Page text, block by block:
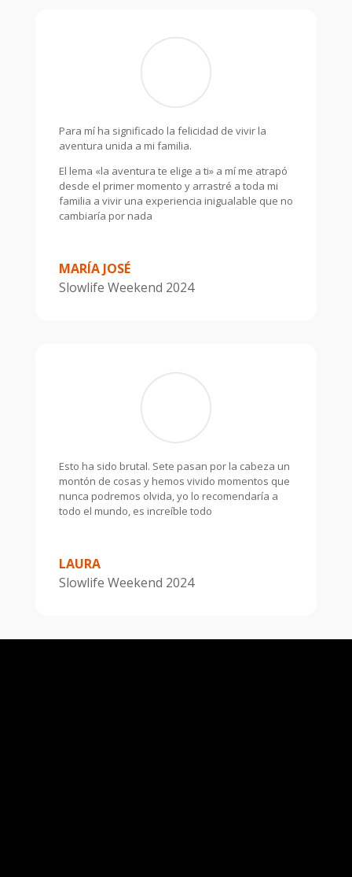
Para mí ha significado la felicidad de vivir la
aventura unida a mi familia.
El lema «la aventura te elige a ti» a mí me atrapó
desde el primer momento y arrastré a toda mi
familia a vivir una experiencia inigualable que no
cambiaría por nada
MARÍA JOSÉ
Slowlife Weekend 2024
Esto ha sido brutal. Sete pasan por la cabeza un
montón de cosas y hemos vivido momentos que
nunca podremos olvida, yo lo recomendaría a
todo el mundo, es increíble todo
LAURA
Slowlife Weekend 2024